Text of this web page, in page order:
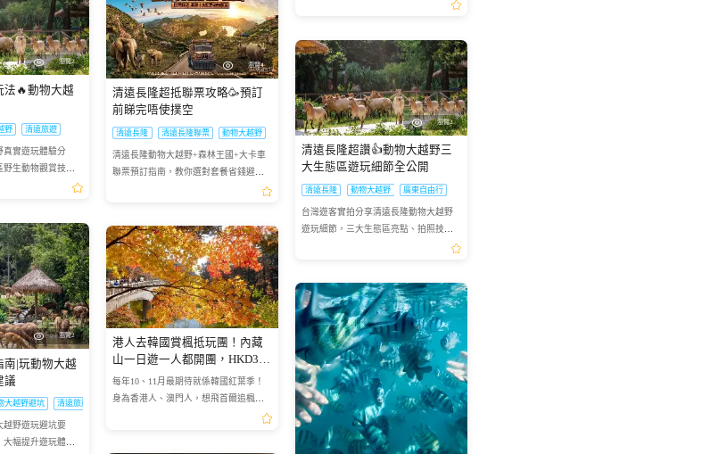
瀏覽2
法🔥動物大越
野 清遠旅遊
真實遊玩體驗分
野生動物觀賞技
瀏覽4
清遠長隆超抵聯票攻略🥳預訂
前睇完唔使撲空
清遠長隆 清遠長隆聯票 動物大越野
清遠長隆動物大越野+森林王國+大卡車
聯票預訂指南，教你選對套餐省錢避
瀏覽2
清遠長隆超讚👍動物大越野三
大生態區遊玩細節全公開
清遠長隆 動物大越野 廣東自由行
台灣遊客實拍分享清遠長隆動物大越野
遊玩細節，三大生態區亮點、拍照技巧
瀏覽2
南|玩動物大越
議
大越野避坑 清遠旅遊攻略
越野遊玩避坑要
大幅提升遊玩體
港人去韓國賞楓抵玩團！內藏
山一日遊一人都開團，HKD395
包車包導遊
每年10、11月最期待就係韓國紅葉季！
身為香港人、澳門人，想飛首爾追楓、
打卡超夢幻紅葉景色，但每次做功課都